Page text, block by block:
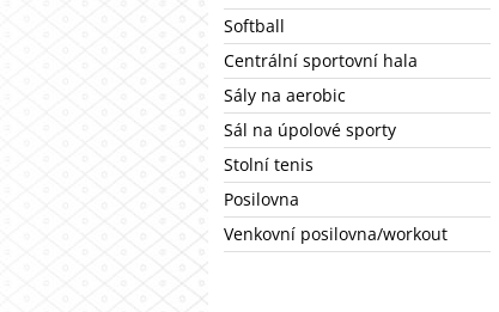
Softball
Centrální sportovní hala
Sály na aerobic
Sál na úpolové sporty
Stolní tenis
Posilovna
Venkovní posilovna/workout